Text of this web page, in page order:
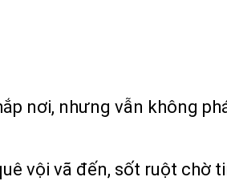
nơi, nhưng vẫn không
vội vã đến, sốt ruột chờ